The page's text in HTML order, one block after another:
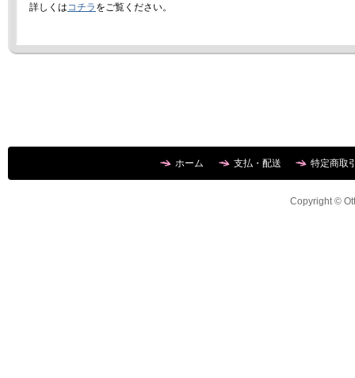
詳しくは コチラ をご覧ください。
ホーム 支払・配送 特定商取
Copyright ©